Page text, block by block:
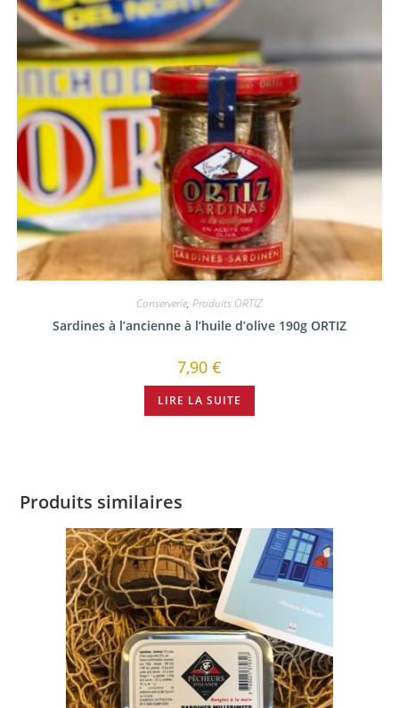
Conserverie, Produits ORTIZ
Sardines à l’ancienne à l’huile d’olive 190g ORTIZ
7,90 €
LIRE LA SUITE
Produits similaires